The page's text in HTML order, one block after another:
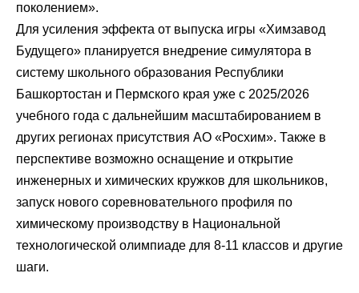
поколением».
Для усиления эффекта от выпуска игры «Химзавод
Будущего» планируется внедрение симулятора в
систему школьного образования Республики
Башкортостан и Пермского края уже с 2025/2026
учебного года с дальнейшим масштабированием в
других регионах присутствия АО «Росхим». Также в
перспективе возможно оснащение и открытие
инженерных и химических кружков для школьников,
запуск нового соревновательного профиля по
химическому производству в Национальной
технологической олимпиаде для 8-11 классов и другие
шаги.